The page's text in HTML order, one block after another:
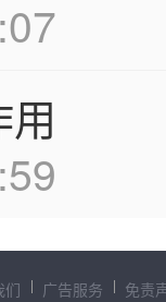
们 广告服务 免责